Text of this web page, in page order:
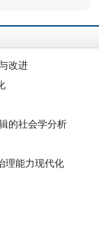
改进
的社会学分析
理能力现代化